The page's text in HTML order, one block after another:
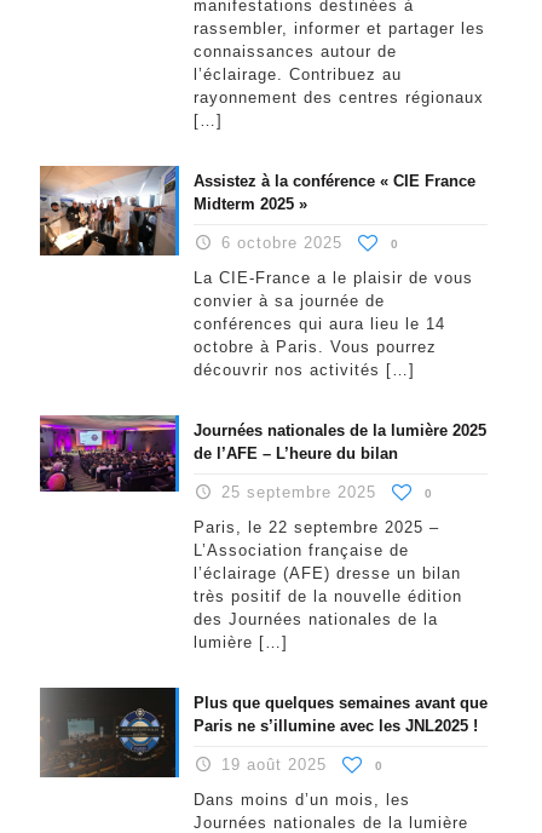
manifestations destinées à
rassembler, informer et partager les
connaissances autour de
l’éclairage. Contribuez au
rayonnement des centres régionaux
[…]
Assistez à la conférence « CIE France
Midterm 2025 »
6 octobre 2025 0
La CIE-France a le plaisir de vous
convier à sa journée de
conférences qui aura lieu le 14
octobre à Paris. Vous pourrez
découvrir nos activités […]
Journées nationales de la lumière 2025
de l’AFE – L’heure du bilan
25 septembre 2025 0
Paris, le 22 septembre 2025 –
L’Association française de
l’éclairage (AFE) dresse un bilan
très positif de la nouvelle édition
des Journées nationales de la
lumière […]
Plus que quelques semaines avant que
Paris ne s’illumine avec les JNL2025 !
19 août 2025 0
Dans moins d’un mois, les
Journées nationales de la lumière